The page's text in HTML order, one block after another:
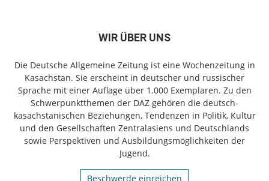
WIR ÜBER UNS
Die Deutsche Allgemeine Zeitung ist eine Wochenzeitung in
Kasachstan. Sie erscheint in deutscher und russischer
Sprache mit einer Auflage über 1.000 Exemplaren. Zu den
Schwerpunktthemen der DAZ gehören die deutsch-
kasachstanischen Beziehungen, Tendenzen in Politik, Kultur
und den Gesellschaften Zentralasiens und Deutschlands
sowie Perspektiven und Ausbildungsmöglichkeiten der
Jugend.
Beschwerde einreichen